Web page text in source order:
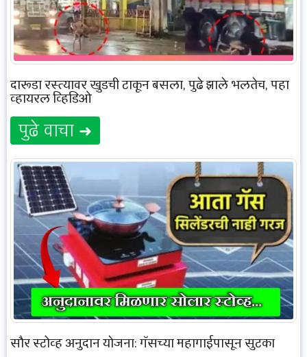
दारूडा रस्त्यावर खुडची टाकून बसला, पुढे झाले भलतेच, पहा
व्हायरल व्हिडिओ
पुढे वाचा ➜
सौर स्टोव्ह अनुदान योजना: गॅसच्या महागाईपासून सुटका